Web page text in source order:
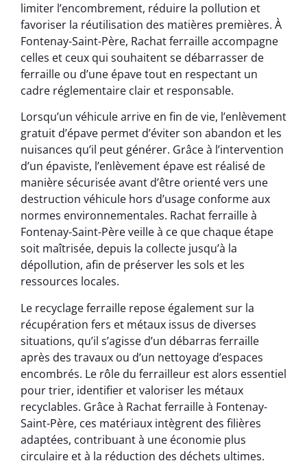
limiter l’encombrement, réduire la pollution et
favoriser la réutilisation des matières premières. À
Fontenay-Saint-Père, Rachat ferraille accompagne
celles et ceux qui souhaitent se débarrasser de
ferraille ou d’une épave tout en respectant un
cadre réglementaire clair et responsable.
Lorsqu’un véhicule arrive en fin de vie, l’enlèvement
gratuit d’épave permet d’éviter son abandon et les
nuisances qu’il peut générer. Grâce à l’intervention
d’un épaviste, l’enlèvement épave est réalisé de
manière sécurisée avant d’être orienté vers une
destruction véhicule hors d’usage conforme aux
normes environnementales. Rachat ferraille à
Fontenay-Saint-Père veille à ce que chaque étape
soit maîtrisée, depuis la collecte jusqu’à la
dépollution, afin de préserver les sols et les
ressources locales.
Le recyclage ferraille repose également sur la
récupération fers et métaux issus de diverses
situations, qu’il s’agisse d’un débarras ferraille
après des travaux ou d’un nettoyage d’espaces
encombrés. Le rôle du ferrailleur est alors essentiel
pour trier, identifier et valoriser les métaux
recyclables. Grâce à Rachat ferraille à Fontenay-
Saint-Père, ces matériaux intègrent des filières
adaptées, contribuant à une économie plus
circulaire et à la réduction des déchets ultimes.